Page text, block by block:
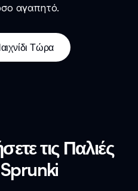
αγαπητό.
Τώρα
τις Παλιές
Sprunki